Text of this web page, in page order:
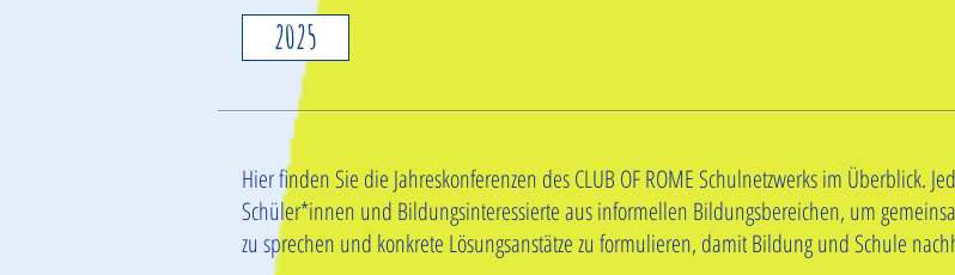
2025
Hier finden Sie die Jahreskonferenzen des CLUB OF ROME Schulnetzwerks im Überblick.
Schüler*innen und Bildungsinteressierte aus informellen Bildungsbereichen, um
zu sprechen und konkrete Lösungsanstätze zu formulieren, damit Bildung und Schule